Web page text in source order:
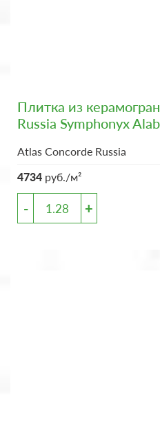
Плитка из
Russia Symphonyx
Atlas Concorde Russia
4734 руб./м²
- +